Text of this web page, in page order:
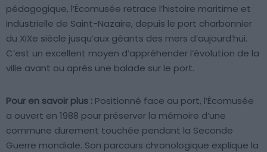
pédagogique, l’Écomusée retrace l’histoire maritime et
industrielle de Saint-Nazaire, depuis le port charbonnier
du XIXe siècle jusqu’aux géants des mers d’aujourd’hui.
C’est un excellent moyen d’appréhender l’évolution de la
ville avant ou après une balade sur le port.
Pour en savoir plus : Positionné face au port, l’Écomusée
a ouvert en 1988 pour préserver la mémoire d’une
commune durement touchée pendant la Seconde
Guerre mondiale. Son parcours chronologique explique la